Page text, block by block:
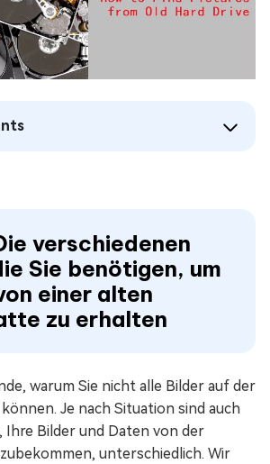
verschiedenen
Sie benötigen, um
einer alten
zu erhalten
warum Sie nicht alle Bilder auf der
Je nach Situation sind auch
Ihre Bilder und Daten von der
unterschiedlich. Wir